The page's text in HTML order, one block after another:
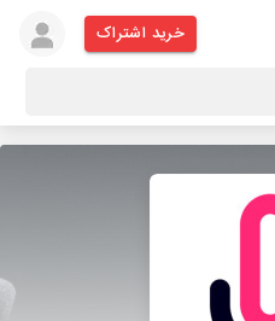
خرید اشتراک